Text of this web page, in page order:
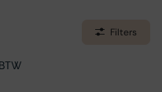
Filters